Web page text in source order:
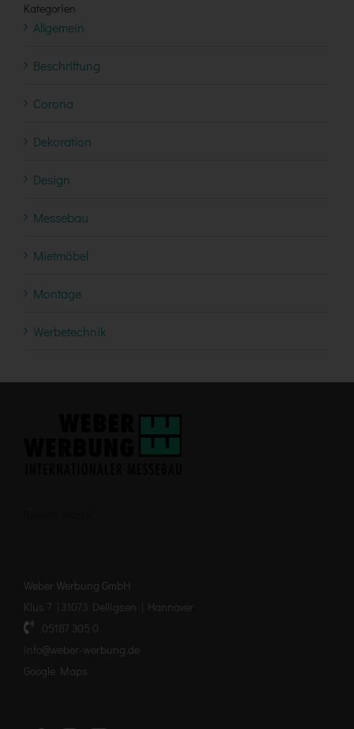
Kategorien
Allgemein
Beschriftung
Corona
Dekoration
Design
Messebau
Mietmöbel
Montage
Werbetechnik
Weber Werbung GmbH
Klus 7 | 31073 Delligsen | Hannover
05187 305 0
info@weber-werbung.de
Google Maps